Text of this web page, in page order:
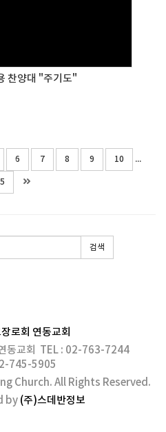
찬양대 "주기도"
6 7 8 9 10 ...
검색
로회 연동교회
동교회 TEL : 02-763-7244
745-5905
Church. All Rights Reserved.
by (주)스데반정보